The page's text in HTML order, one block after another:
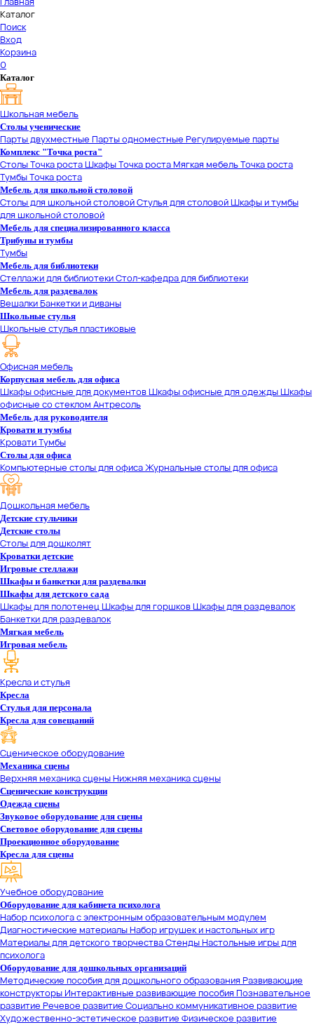
Каталог
Поиск
Вход
Корзина
0
Каталог
Школьная мебель
Столы ученические
Парты двухместные Парты одноместные Регулируемые парты
Комплекс "Точка роста"
Столы Точка ростаШкафы Точка ростаМягкая мебель Точка роста
Тумбы Точка роста
Мебель для школьной столовой
Столы для школьной столовойСтулья для столовойШкафы и тумбы
для школьной столовой
Мебель для специализированного класса
Трибуны и тумбы
Тумбы
Мебель для библиотеки
Стеллажи для библиотекиСтол-кафедра для библиотеки
Мебель для раздевалок
ВешалкиБанкетки и диваны
Школьные стулья
Школьные стулья пластиковые
Офисная мебель
Корпусная мебель для офиса
Шкафы офисные для документовШкафы офисные для одеждыШкафы
офисные со стеклом Антресоль
Мебель для руководителя
Кровати и тумбы
КроватиТумбы
Столы для офиса
Компьютерные столы для офисаЖурнальные столы для офиса
Дошкольная мебель
Детские стульчики
Детские столы
Столы для дошколят
Кроватки детские
Игровые стеллажи
Шкафы и банкетки для раздевалки
Шкафы для детского сада
Шкафы для полотенецШкафы для горшковШкафы для раздевалок
Банкетки для раздевалок
Мягкая мебель
Игровая мебель
Кресла и стулья
Кресла
Стулья для персонала
Кресла для совещаний
Сценическое оборудование
Механика сцены
Верхняя механика сценыНижняя механика сцены
Сценические конструкции
Одежда сцены
Звуковое оборудование для сцены
Световое оборудование для сцены
Проекционное оборудование
Кресла для сцены
Учебное оборудование
Оборудование для кабинета психолога
Набор психолога с электронным образовательным модулем
Диагностические материалыНабор игрушек и настольных игр
Материалы для детского творчестваСтендыНастольные игры для
психолога
Оборудование для дошкольных организаций
Методические пособия для дошкольного образованияРазвивающие
конструкторы Интерактивные развивающие пособияПознавательное
развитие Речевое развитие Социально коммуникативное развитие
Художественно-эстетическое развитие Физическое развитие